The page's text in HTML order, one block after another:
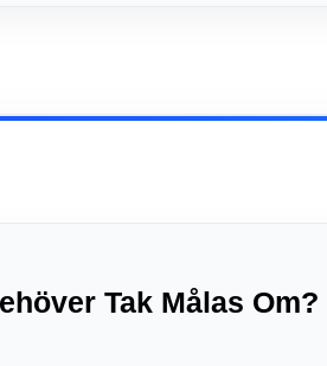
Tak Målas Om?